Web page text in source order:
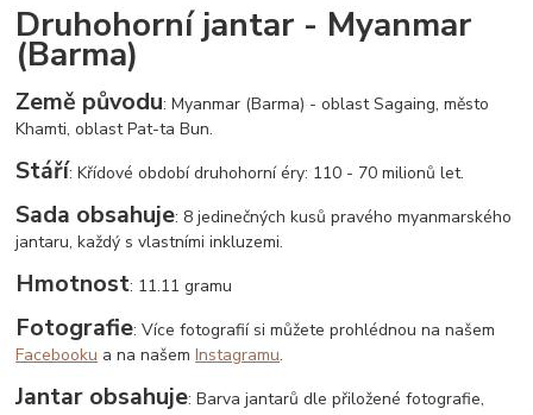
Druhohorní jantar - Myanmar
(Barma)
Země původu: Myanmar (Barma) - oblast Sagaing, město
Khamti, oblast Pat-ta Bun.
Stáří: Křídové období druhohorní éry: 110 - 70 milionů let.
Sada obsahuje: 8 jedinečných kusů pravého myanmarského
jantaru, každý s vlastními inkluzemi.
Hmotnost: 11.11 gramu
Fotografie: Více fotografií si můžete prohlédnou na našem
Facebooku a na našemInstagramu.
Jantar obsahuje: Barva jantarů dle přiložené fotografie,